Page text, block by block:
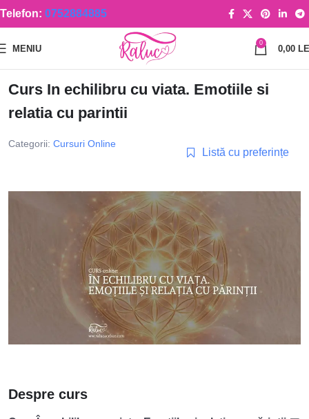
Telefon: 0752884885
MENIU
0
0,00
Curs In echilibru cu viata. Emotiile si
relatia cu parintii
Categorii: Cursuri Online
Listă cu preferințe
Despre curs